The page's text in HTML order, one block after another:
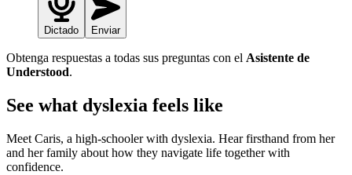
Dictado Enviar
Obtenga respuestas a todas sus preguntas con el Asistente de
Understood.
See what dyslexia feels like
Meet Caris, a high-schooler with dyslexia. Hear firsthand from her
and her family about how they navigate life together with
confidence.